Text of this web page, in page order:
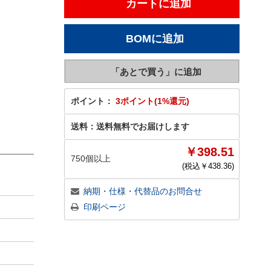
ポイント： 3ポイント(1%還元)
送料： 送料無料でお届けします
750個以上 ￥398.51
(税込￥ 438.36)
納期・仕様・代替品のお問合せ
印刷ページ